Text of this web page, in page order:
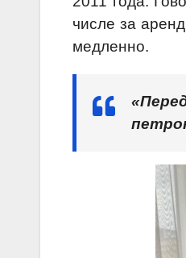
числе за
медленно.